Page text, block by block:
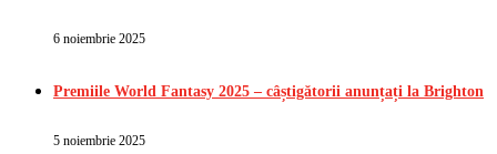
6 noiembrie 2025
Premiile World Fantasy 2025 – câștigătorii anunțați la Brighton
5 noiembrie 2025